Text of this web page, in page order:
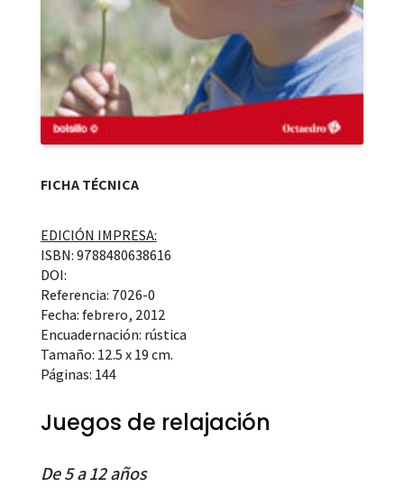
FICHA TÉCNICA
EDICIÓN IMPRESA:
ISBN: 9788480638616
DOI:
Referencia: 7026-0
Fecha: febrero, 2012
Encuadernación: rústica
Tamaño: 12.5 x 19 cm.
Páginas: 144
Juegos de relajación
De 5 a 12 años